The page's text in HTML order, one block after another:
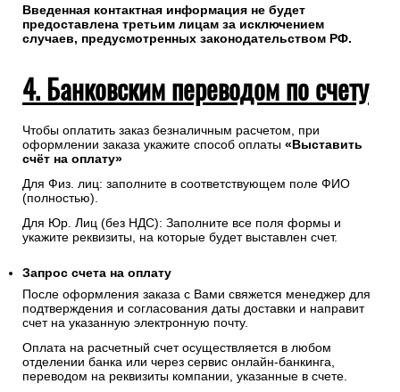
Введенная контактная информация не будет
предоставлена третьим лицам за исключением
случаев, предусмотренных законодательством РФ.
4. Банковским переводом по счету
Чтобы оплатить заказ безналичным расчетом, при
оформлении заказа укажите способ оплаты «Выставить
счёт на оплату»
Для Физ. лиц: заполните в соответствующем поле ФИО
(полностью).
Для Юр. Лиц (без НДС): Заполните все поля формы и
укажите реквизиты, на которые будет выставлен счет.
Запрос счета на оплату
После оформления заказа с Вами свяжется менеджер для
подтверждения и согласования даты доставки и направит
счет на указанную электронную почту.
Оплата на расчетный счет осуществляется в любом
отделении банка или через сервис онлайн-банкинга,
переводом на реквизиты компании, указанные в счете.